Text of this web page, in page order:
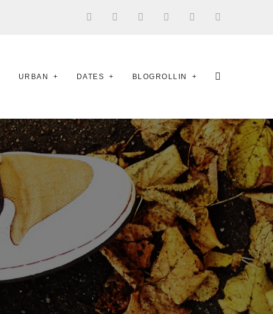
URBAN DATES BLOGROLLIN